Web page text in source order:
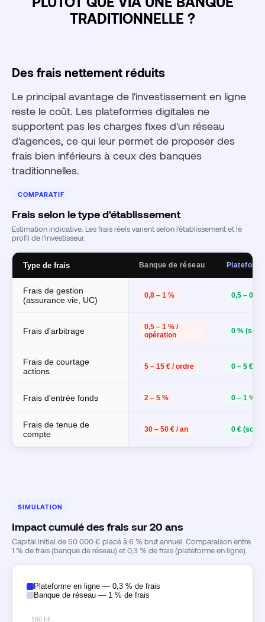
TRADITIONNELLE ?
Des frais nettement réduits
Le principal avantage de l'investissement en ligne
reste le coût. Les plateformes digitales ne
supportent pas les charges fixes d'un réseau
d'agences, ce qui leur permet de proposer des
frais bien inférieurs à ceux des banques
traditionnelles.
COMPARATIF
Frais selon le type d'établissement
Estimation indicative. Les frais réels varient selon l'établissement et le
profil de l'investisseur.
Type de frais Banque de réseau
Frais de gestion
(assurance vie, UC)
0,8 – 1 % 0,5 – 0,75
Frais d'arbitrage
0,5 – 1 % /
opération
0 %
Frais de courtage
actions
5 – 15 € / ordre 0 – 5 € /
Frais d'entrée fonds 2 – 5 % 0 – 1 %
Frais de tenue de
compte
30 – 50 € / an 0 €
SIMULATION
Impact cumulé des frais sur 20 ans
Capital initial de 50 000 € placé à 6 % brut annuel. Comparaison entre
1 % de frais (banque de réseau) et 0,3 % de frais (plateforme en ligne).
Plateforme en ligne — 0,3 % de frais
Banque de réseau — 1 % de frais